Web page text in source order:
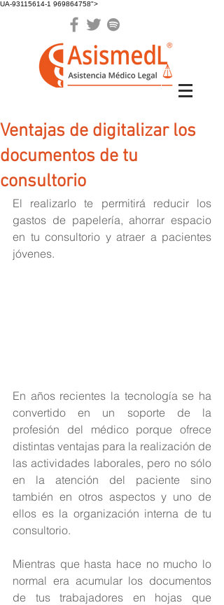
UA-93115614-1 969864758">
Ventajas de digitalizar los
documentos de tu
consultorio
El realizarlo te permitirá reducir los
gastos de papelería, ahorrar espacio
en tu consultorio y atraer a pacientes
jóvenes.
En años recientes la tecnología se ha
convertido en un soporte de la
profesión del médico porque ofrece
distintas ventajas para la realización de
las actividades laborales, pero no sólo
en la atención del paciente sino
también en otros aspectos y uno de
ellos es la organización interna de tu
consultorio.
Mientras que hasta hace no mucho lo
normal era acumular los documentos
de tus trabajadores en hojas que